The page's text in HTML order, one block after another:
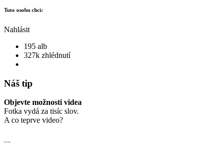
Tuto osobu chci:
Nahlásit
195 alb
327k zhlédnutí
Náš tip
Objevte možnosti videa
Fotka vydá za tisíc slov.
A co teprve video?